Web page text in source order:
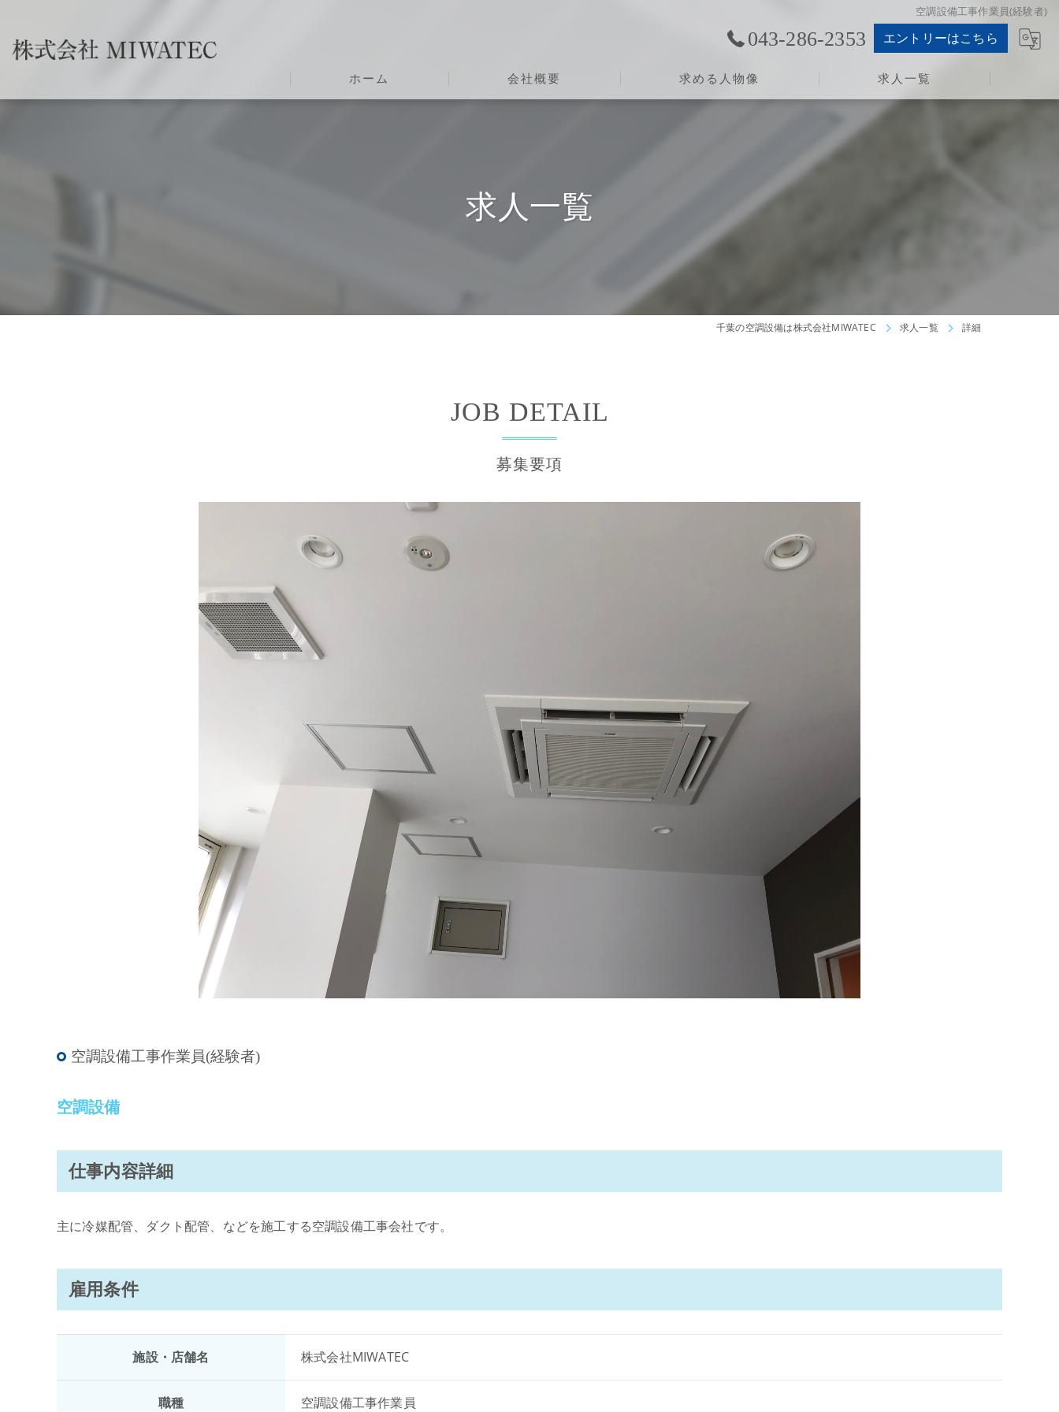
空調設備工事作業員(経験者)
043-286-2353 エントリーはこちら
ホーム 会社概要
事業案内
求める人物像 求人一覧
求人一覧
千葉の空調設備は株式会社MIWATEC 求人一覧 詳細
募集要項
JOB DETAIL
空調設備工事作業員(経験者)
空調設備
仕事内容詳細
主に冷媒配管、ダクト配管、などを施工する空調設備工事会社です。
雇用条件
施設・店舗名 株式会社MIWATEC
職種 空調設備工事作業員